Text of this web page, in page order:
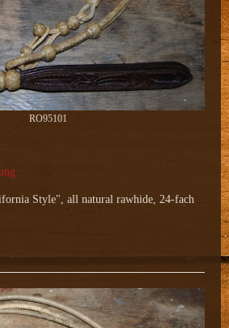
RO95101
Style", all natural rawhide, 24-fach